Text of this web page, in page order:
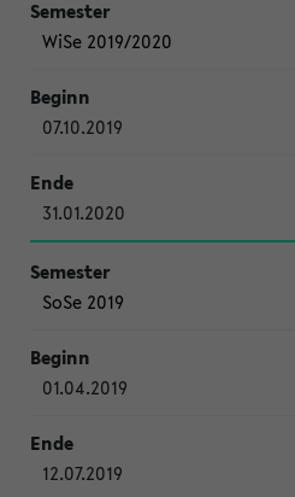
WiSe 2019/2020
07.10.2019
31.01.2020
SoSe 2019
01.04.2019
12.07.2019